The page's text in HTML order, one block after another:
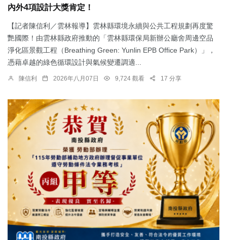
內外4項設計大獎肯定！
【記者陳信利／雲林報導】雲林縣環境永續與公共工程規劃再度驚
艷國際！由雲林縣政府推動的「雲林縣環保局新辦公廳舍周邊空品
淨化區景觀工程（Breathing Green: Yunlin EPB Office Park）」，
憑藉卓越的綠色循環設計與氣候變遷調適...
陳信利 2026年八月07日 9,724 觀看 17 分享